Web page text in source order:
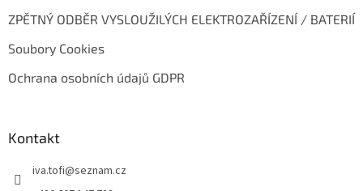
ZPĚTNÝ ODBĚR VYSLOUŽILÝCH ELEKTROZAŘÍZENÍ / BATERIÍ
Soubory Cookies
Ochrana osobních údajů GDPR
Kontakt
iva.tofi@seznam.cz